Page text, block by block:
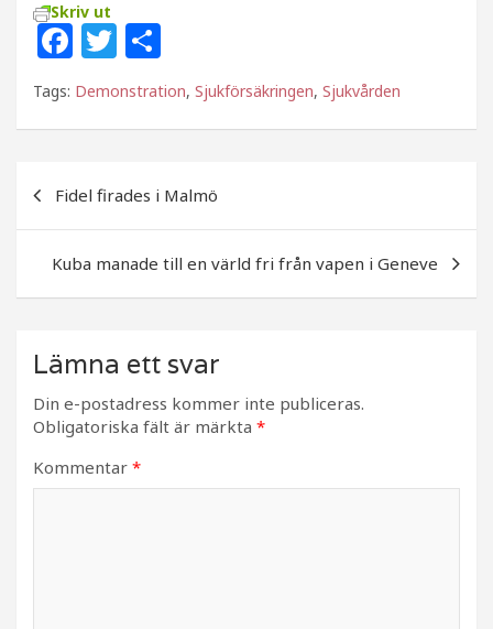
Skriv ut
F
a
c
e
b
o
o
k
T
w
itt
e
r
el
a
Tags: Demonstration, Sjukförsäkringen, Sjukvården
Fidel firades i Malmö
Kuba manade till en värld fri från vapen i Geneve
Lämna ett svar
Din e-postadress kommer inte publiceras.
Obligatoriska fält är märkta *
Kommentar *